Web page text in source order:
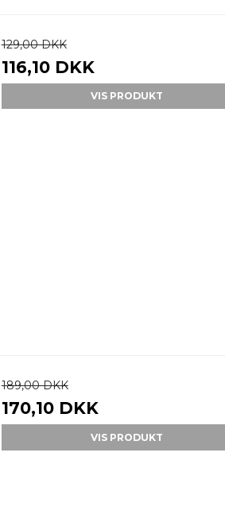
129,00 DKK
116,10 DKK
VIS PRODUKT
189,00 DKK
170,10 DKK
VIS PRODUKT